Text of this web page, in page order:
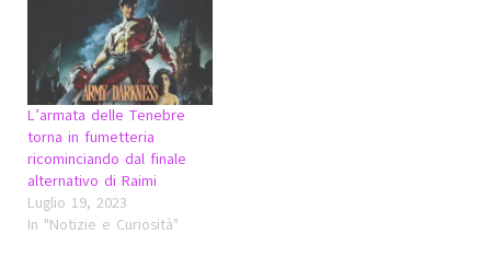
L’armata delle Tenebre
torna in fumetteria
ricominciando dal finale
alternativo di Raimi
Luglio 19, 2023
In "Notizie e Curiosità"